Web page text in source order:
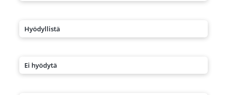
Hyödyllistä
Ei hyödytä